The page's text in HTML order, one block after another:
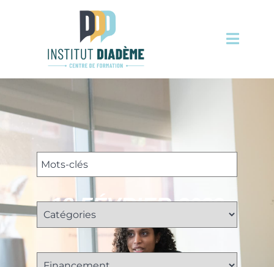
18 FÉVRIER 2023